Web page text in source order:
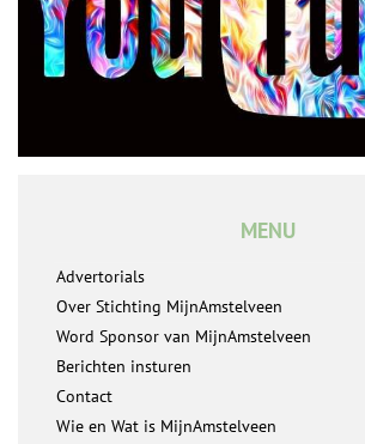
MENU
Advertorials
Over Stichting MijnAmstelveen
Word Sponsor van MijnAmstelveen
Berichten insturen
Contact
Wie en Wat is MijnAmstelveen